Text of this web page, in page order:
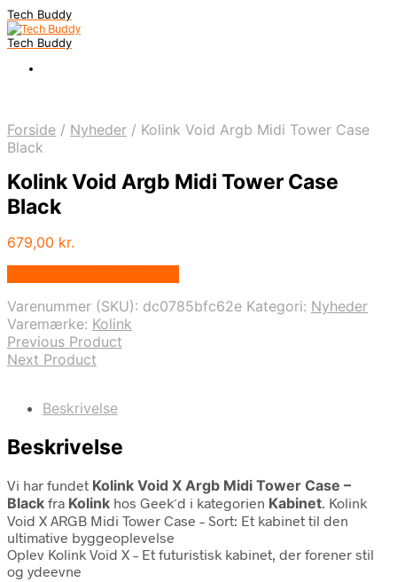
Tech Buddy
Tech Buddy
Forside / Nyheder / Kolink Void Argb Midi Tower Case
Black
Kolink Void Argb Midi Tower Case
Black
679,00 kr.
Varenummer (SKU): dc0785bfc62e Kategori: Nyheder
Varemærke: Kolink
Previous Product
Next Product
Beskrivelse
Beskrivelse
Vi har fundet Kolink Void X Argb Midi Tower Case –
Black fra Kolink hos Geek´d i kategorien Kabinet. Kolink
Void X ARGB Midi Tower Case – Sort: Et kabinet til den
ultimative byggeoplevelse
Oplev Kolink Void X – Et futuristisk kabinet, der forener stil
og ydeevne